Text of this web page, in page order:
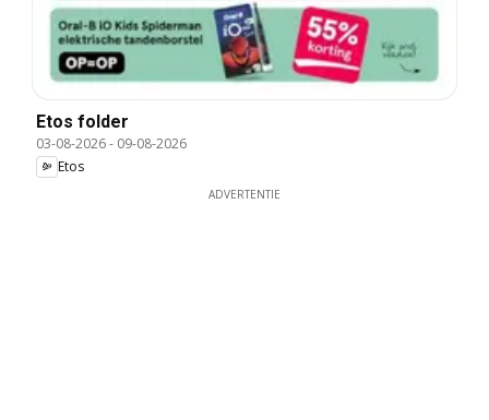
Etos folder
03-08-2026- 09-08-2026
Etos
ADVERTENTIE